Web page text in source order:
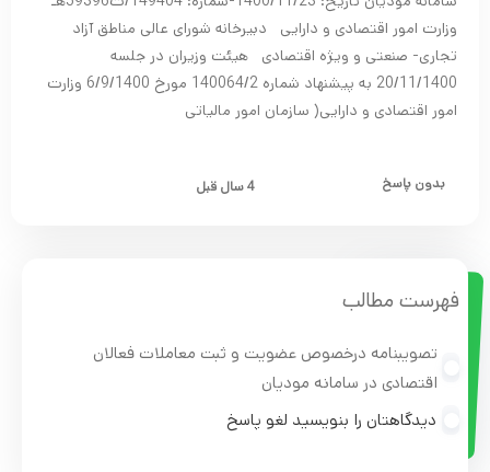
وزارت امور اقتصادی و دارایی دبیرخانه شورای عالی مناطق آزاد
تجاری- صنعتی و ویژه اقتصادی هیئت وزیران در جلسه
20/11/1400 به پیشنهاد شماره 140064/2 مورخ 6/9/1400 وزارت
امور اقتصادی و دارایی( سازمان امور مالیاتی
بدون پاسخ 4 سال قبل
فهرست مطالب
تصویبنامه درخصوص عضویت و ثبت معاملات فعالان
اقتصادی در سامانه مودیان
دیدگاهتان را بنویسید لغو پاسخ